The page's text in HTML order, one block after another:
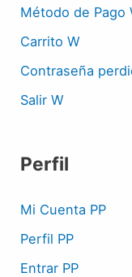
Método de Pago
Carrito W
Contraseña
Salir W
Perfil
Mi Cuenta PP
Perfil PP
Entrar PP